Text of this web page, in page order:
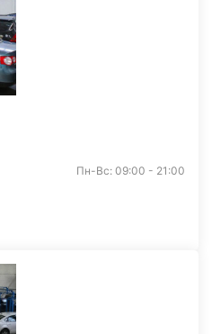
Пн-Вс: 09:00 - 21:00